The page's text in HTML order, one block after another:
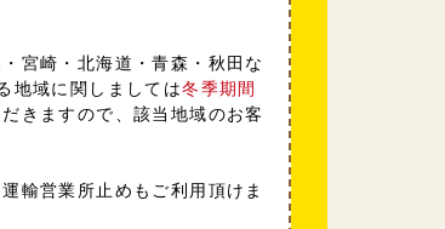
宮崎・北海道・青森・秋田な
地域に関しましては冬季期間
きますので、該当地域のお客
輸営業所止めもご利用頂けま